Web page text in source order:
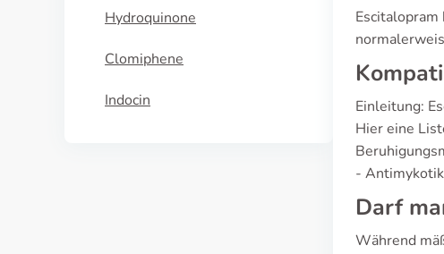
Hydroquinone
Clomiphene
Indocin
Einleitung:
Hier eine
-
Darf
Während